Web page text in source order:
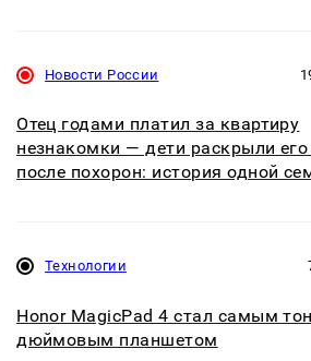
Новости России
Отец годами платил за квартиру
незнакомки — дети раскрыли его
после похорон: история одной
Технологии
Honor MagicPad 4 стал самым
дюймовым планшетом